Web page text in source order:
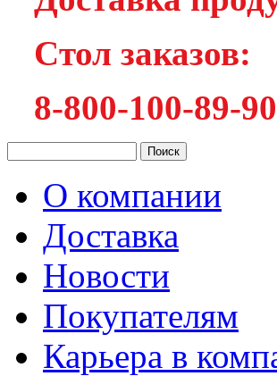
Cтол заказов:
8-800-100-89-90
О компании
Доставка
Новости
Покупателям
Карьера в